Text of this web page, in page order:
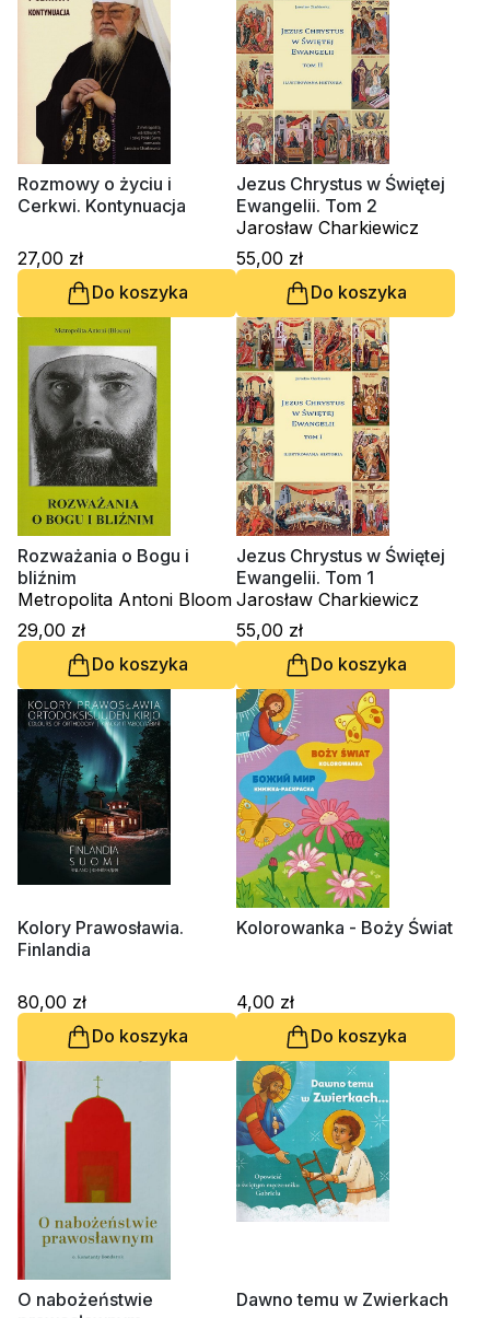
Rozmowy o życiu i
Cerkwi. Kontynuacja
27,00 zł
Do koszyka
Jezus Chrystus w Świętej
Ewangelii. Tom 2
Jarosław Charkiewicz
55,00 zł
Do koszyka
Rozważania o Bogu i
bliźnim
Metropolita Antoni Bloom
29,00 zł
Do koszyka
Jezus Chrystus w Świętej
Ewangelii. Tom 1
Jarosław Charkiewicz
55,00 zł
Do koszyka
Kolory Prawosławia.
Finlandia
80,00 zł
Do koszyka
Kolorowanka - Boży Świat
4,00 zł
Do koszyka
O nabożeństwie
Dawno temu w Zwierkach